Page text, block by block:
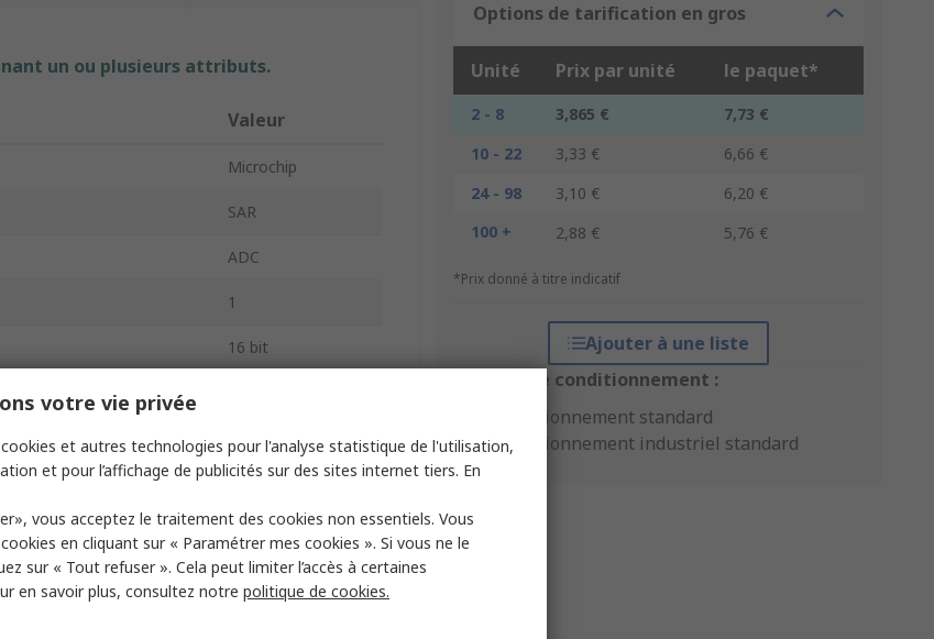
Options de tarification en gros
Unité Prix par unité le paquet*
2 - 8 3,865 €
7,73 €
10 - 22
3,33 €
6,66 €
24 - 98
3,10 €
6,20 €
100 +
2,88 € 5,76 €
*Prix donné à titre indicatif
Ajouter à une liste
Options de conditionnement :
Conditionnement standard
Conditionnement industriel standard
un ou plusieurs attributs.
Valeur
Microchip
SAR
ADC
1
16 bit
En surface
Différentiel
MSOP
10
fonctionnement
votre vie privée
et autres technologies pour l'analyse statistique de l'utilisation,
et pour l’affichage de publicités sur des sites internet tiers. En
vous acceptez le traitement des cookies non essentiels. Vous
en cliquant sur « Paramétrer mes cookies ». Si vous ne le
sur « Tout refuser ». Cela peut limiter l’accès à certaines
en savoir plus, consultez notre politique de cookies.